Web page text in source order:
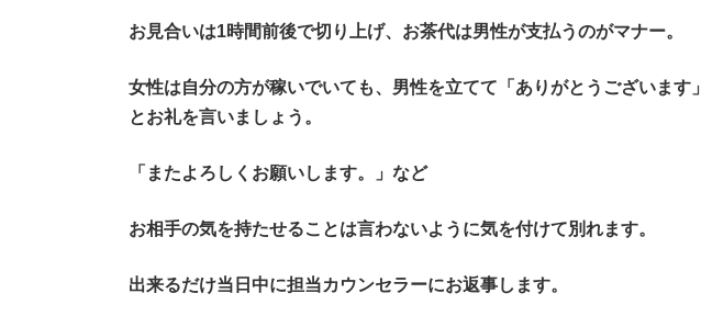
お見合いは1時間前後で切り上げ、お茶代は男性が支払うのがマナー。
女性は自分の方が稼いでいても、男性を立てて「ありがとうございます」
とお礼を言いましょう。
「またよろしくお願いします。」など
お相手の気を持たせることは言わないように気を付けて別れます。
出来るだけ当日中に担当カウンセラーにお返事します。